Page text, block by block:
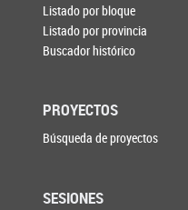
Listado por bloque
Listado por provincia
Buscador histórico
PROYECTOS
Búsqueda de proyectos
SESIONES